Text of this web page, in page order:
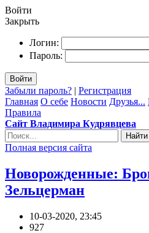
Войти
Закрыть
Логин:
Пароль:
Войти
Забыли пароль? | Регистрация
Главная О себе Новости Друзья...
Правила
Сайт Владимира Кудрявцева
Найти
Полная версия сайта
Новорожденные:
Зельцерман
10-03-2020, 23:45
927